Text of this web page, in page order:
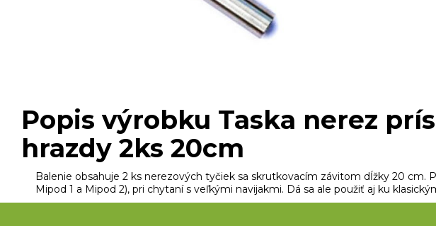
Popis výrobku Taska nerez
hrazdy 2ks 20cm
Balenie obsahuje 2 ks nerezových tyčiek sa skrutkovacím závitom dĺžky 20 cm.
Mipod 1 a Mipod 2), pri chytaní s veľkými navijakmi. Dá sa ale použiť aj ku